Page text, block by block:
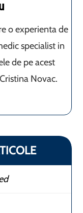
o experienta de
specialist in
de pe acest
Novac.